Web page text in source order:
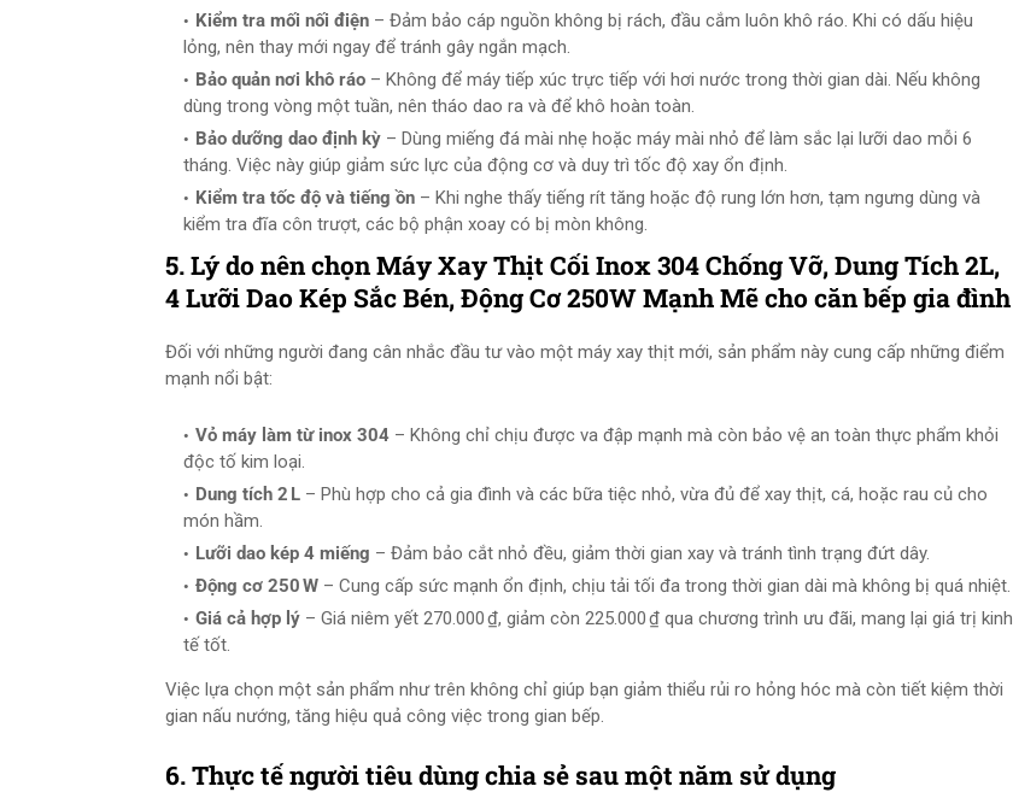
Kiểm tra mối nối điện – Đảm bảo cáp nguồn không bị rách, đầu cắm luôn khô ráo. Khi có dấu hiệu
lỏng, nên thay mới ngay để tránh gây ngắn mạch.
Bảo quản nơi khô ráo – Không để máy tiếp xúc trực tiếp với hơi nước trong thời gian dài. Nếu không
dùng trong vòng một tuần, nên tháo dao ra và để khô hoàn toàn.
Bảo dưỡng dao định kỳ – Dùng miếng đá mài nhẹ hoặc máy mài nhỏ để làm sắc lại lưỡi dao mỗi 6
tháng. Việc này giúp giảm sức lực của động cơ và duy trì tốc độ xay ổn định.
Kiểm tra tốc độ và tiếng ồn – Khi nghe thấy tiếng rít tăng hoặc độ rung lớn hơn, tạm ngưng dùng và
kiểm tra đĩa côn trượt, các bộ phận xoay có bị mòn không.
5. Lý do nên chọnMáy Xay Thịt Cối Inox 304 Chống Vỡ, Dung Tích 2L,
4 Lưỡi Dao Kép Sắc Bén, Động Cơ 250W Mạnh Mẽcho căn bếp gia đình
Đối với những người đang cân nhắc đầu tư vào một máy xay thịt mới, sản phẩm này cung cấp những điểm
mạnh nổi bật:
Vỏ máy làm từ inox 304 – Không chỉ chịu được va đập mạnh mà còn bảo vệ an toàn thực phẩm khỏi
độc tố kim loại.
Dung tích 2 L – Phù hợp cho cả gia đình và các bữa tiệc nhỏ, vừa đủ để xay thịt, cá, hoặc rau củ cho
món hầm.
Lưỡi dao kép 4 miếng – Đảm bảo cắt nhỏ đều, giảm thời gian xay và tránh tình trạng đứt dây.
Động cơ 250 W – Cung cấp sức mạnh ổn định, chịu tải tối đa trong thời gian dài mà không bị quá nhiệt.
Giá cả hợp lý – Giá niêm yết 270.000 ₫, giảm còn 225.000 ₫ qua chương trình ưu đãi, mang lại giá trị kinh
tế tốt.
Việc lựa chọn một sản phẩm như trên không chỉ giúp bạn giảm thiểu rủi ro hỏng hóc mà còn tiết kiệm thời
gian nấu nướng, tăng hiệu quả công việc trong gian bếp.
6. Thực tế người tiêu dùng chia sẻ sau một năm sử dụng